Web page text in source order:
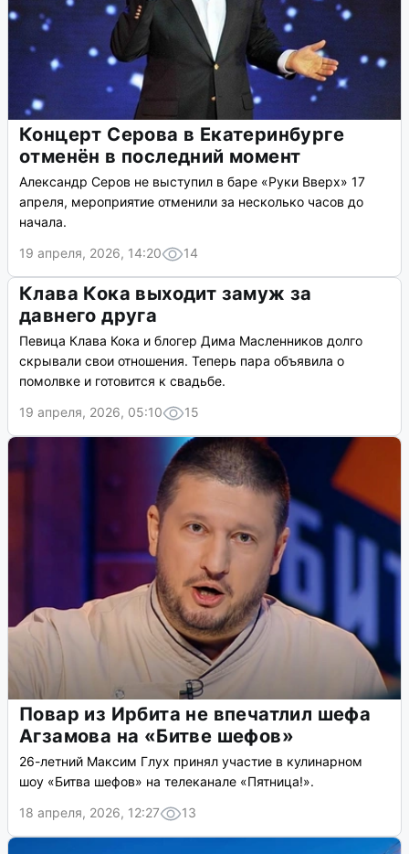
Концерт Серова в Екатеринбурге
отменён в последний момент
Александр Серов не выступил в баре «Руки Вверх» 17
апреля, мероприятие отменили за несколько часов до
начала.
19 апреля, 2026, 14:20
14
Клава Кока выходит замуж за
давнего друга
Певица Клава Кока и блогер Дима Масленников долго
скрывали свои отношения. Теперь пара объявила о
помолвке и готовится к свадьбе.
19 апреля, 2026, 05:10
15
Повар из Ирбита не впечатлил шефа
Агзамова на «Битве шефов»
26-летний Максим Глух принял участие в кулинарном
шоу «Битва шефов» на телеканале «Пятница!».
18 апреля, 2026, 12:27
13